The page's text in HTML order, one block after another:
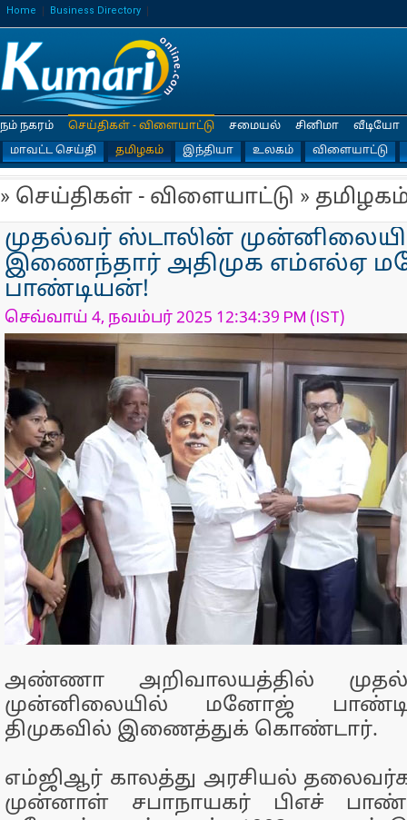
Home Business Directory
நம் நகரம்
செய்திகள் - விளையாட்டு
மாவட்ட செய்தி
தமிழகம் இந்தியா உலகம் விளையாட்டு
சமையல் சினிமா வீடியோ
» செய்திகள் - விளையாட்டு »
முதல்வர் ஸ்டாலின்
இணைந்தார் அதிமுக எம்எல்ஏ
பாண்டியன்!
செவ்வாய் 4, நவம்பர் 2025 12:34:39 PM (IST)
அண்ணா அறிவாலயத்தில்
முன்னிலையில் மனோஜ்
திமுகவில் இணைத்துக் கொண்டார்.
எம்ஜிஆர் காலத்து அரசியல்
முன்னாள் சபாநாயகர் பிஎச்